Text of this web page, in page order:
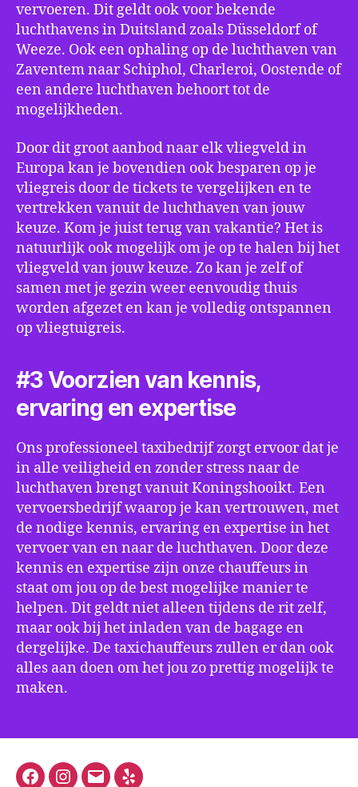
vervoeren. Dit geldt ook voor bekende
luchthavens in Duitsland zoals Düsseldorf of
Weeze. Ook een ophaling op de luchthaven van
Zaventem naar Schiphol, Charleroi, Oostende of
een andere luchthaven behoort tot de
mogelijkheden.
Door dit groot aanbod naar elk vliegveld in
Europa kan je bovendien ook besparen op je
vliegreis door de tickets te vergelijken en te
vertrekken vanuit de luchthaven van jouw
keuze. Kom je juist terug van vakantie? Het is
natuurlijk ook mogelijk om je op te halen bij het
vliegveld van jouw keuze. Zo kan je zelf of
samen met je gezin weer eenvoudig thuis
worden afgezet en kan je volledig ontspannen
op vliegtuigreis.
#3 Voorzien van kennis,
ervaring en expertise
Ons professioneel taxibedrijf zorgt ervoor dat je
in alle veiligheid en zonder stress naar de
luchthaven brengt vanuit Koningshooikt. Een
vervoersbedrijf waarop je kan vertrouwen, met
de nodige kennis, ervaring en expertise in het
vervoer van en naar de luchthaven. Door deze
kennis en expertise zijn onze chauffeurs in
staat om jou op de best mogelijke manier te
helpen. Dit geldt niet alleen tijdens de rit zelf,
maar ook bij het inladen van de bagage en
dergelijke. De taxichauffeurs zullen er dan ook
alles aan doen om het jou zo prettig mogelijk te
maken.